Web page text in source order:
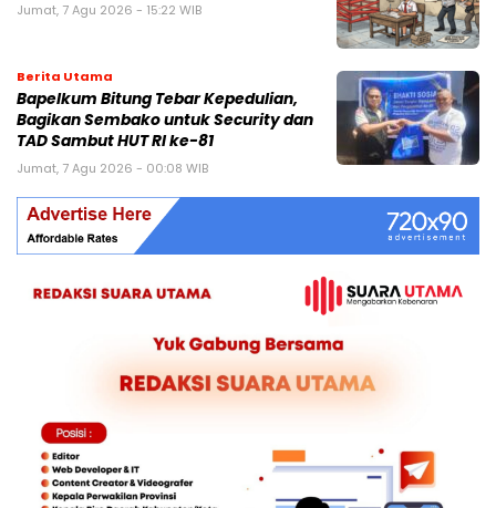
Jumat, 7 Agu 2026 - 15:22 WIB
Berita Utama
Bapelkum Bitung Tebar Kepedulian,
Bagikan Sembako untuk Security dan
TAD Sambut HUT RI ke-81
Jumat, 7 Agu 2026 - 00:08 WIB